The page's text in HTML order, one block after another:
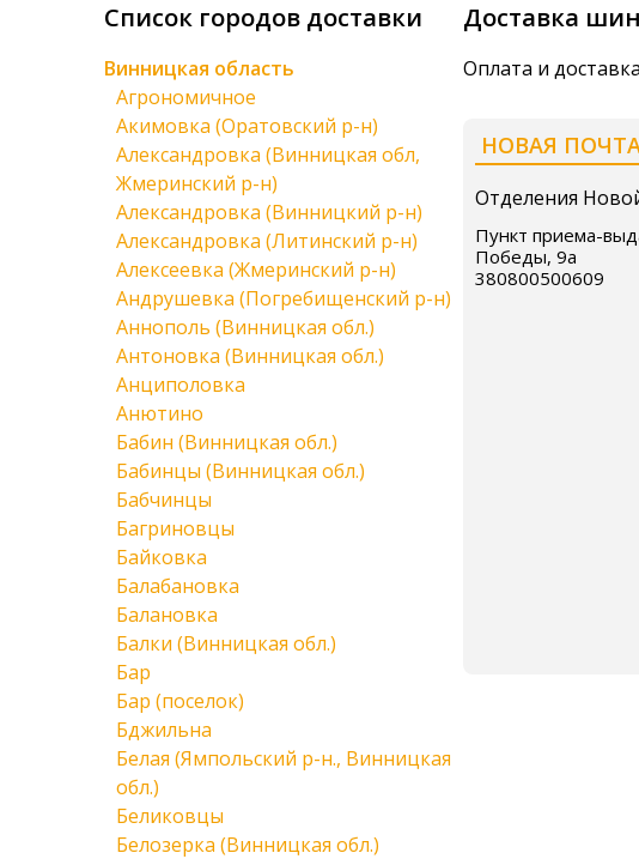
Доставка
Оплата и
НОВАЯ
Отделения
Пункт приема-
Победы, 9а
380800500609
Список городов доставки
Винницкая область
Агрономичное
Акимовка (Оратовский р-н)
Александровка (Винницкая обл,
Жмеринский р-н)
Александровка (Винницкий р-н)
Александровка (Литинский р-н)
Алексеевка (Жмеринский р-н)
Андрушевка (Погребищенский р-н)
Аннополь (Винницкая обл.)
Антоновка (Винницкая обл.)
Анциполовка
Анютино
Бабин (Винницкая обл.)
Бабинцы (Винницкая обл.)
Бабчинцы
Багриновцы
Байковка
Балабановка
Балановка
Балки (Винницкая обл.)
Бар
Бар (поселок)
Бджильна
Белая (Ямпольский р-н., Винницкая
обл.)
Беликовцы
Белозерка (Винницкая обл.)